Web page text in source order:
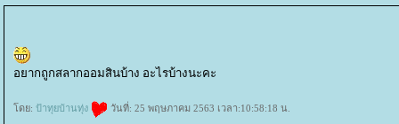
อยากถูกสลากออมสินบ้าง อะไรบ้างนะคะ
ดย: ป้าทุยบ้านทุ่ง วันที่: 25 พฤษภาคม 2563 เวลา:10:58:18 น.